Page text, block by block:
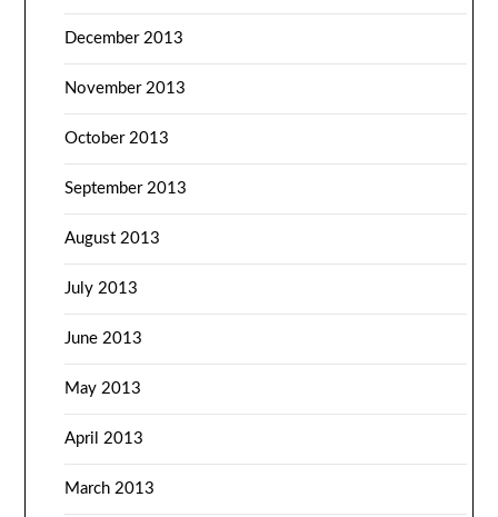
December 2013
November 2013
October 2013
September 2013
August 2013
July 2013
June 2013
May 2013
April 2013
March 2013